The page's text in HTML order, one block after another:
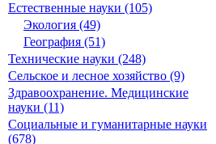
Естественные науки (105)
Экология (49)
География (51)
Технические науки (248)
Сельское и лесное хозяйство (9)
Здравоохранение. Медицинские
науки (11)
Социальные и гуманитарные науки
(678)